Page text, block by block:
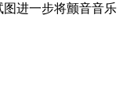
图进一步将颤音音乐